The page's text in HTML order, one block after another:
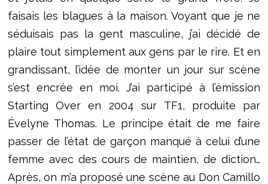
faisais les blagues à la maison. Voyant que je ne
séduisais pas la gent masculine, j’ai décidé de
plaire tout simplement aux gens par le rire. Et en
grandissant, l’idée de monter un jour sur scène
s’est encrée en moi. J’ai participé à l’émission
Starting Over en 2004 sur TF1, produite par
Évelyne Thomas. Le principe était de me faire
passer de l’état de garçon manqué à celui d’une
femme avec des cours de maintien, de diction…
Après, on m’a proposé une scène au Don Camillo